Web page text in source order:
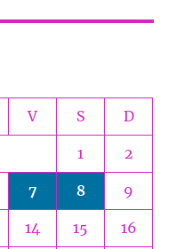
V S D
1 2
7 8 9
14 15 16